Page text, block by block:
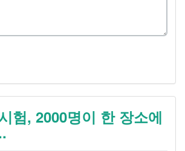
험, 2000명이 한 장소에